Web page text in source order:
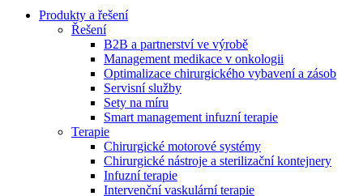
Produktový katalog​
Objevte naše produkty. Navštivte produktový katalog B.
Braun s našim kompletním produktovým portfoliem.
Zůstaňte v dialogu s B. Braun. ​Kontaktujte nás.​
Produkty a řešení
Řešení
B2B a partnerství ve výrobě
Management medikace v onkologii
Optimalizace chirurgického vybavení a zásob
Servisní služby
Sety na míru
Smart management infuzní terapie​
Terapie
Chirurgické motorové systémy
Chirurgické nástroje a sterilizační kontejnery
Infuzní terapie
Intervenční vaskulární terapie